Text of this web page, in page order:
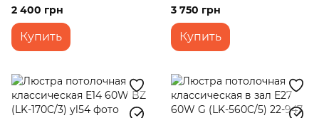
BZ (LK-561C/5)
2 400 грн
Купить
(LK-214C/5)
3 750 грн
Купить